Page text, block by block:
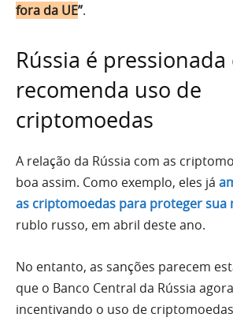
fora da UE”.
Rússia é pressionada
recomenda uso de
criptomoedas
A relação da Rússia com as
boa assim. Como exemplo, eles já
as criptomoedas para proteger sua
rublo russo, em abril deste ano.
No entanto, as sanções parecem
que o Banco Central da Rússia
incentivando o uso de